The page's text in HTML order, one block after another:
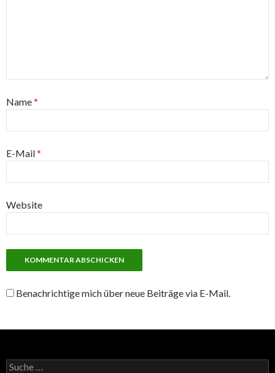
Name*
E-Mail*
Website
Benachrichtige mich über neue Beiträge via E-Mail.
S